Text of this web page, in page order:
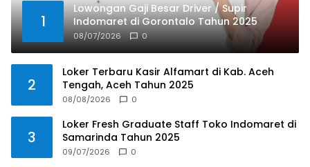
1
Lowongan Gaji Besar Driver / Supir
Indomaret di Gorontalo Tahun 2025
08/07/2026 0
2
Loker Terbaru Kasir Alfamart di Kab. Aceh
Tengah, Aceh Tahun 2025
08/08/2026 0
3
Loker Fresh Graduate Staff Toko Indomaret di
Samarinda Tahun 2025
09/07/2026 0